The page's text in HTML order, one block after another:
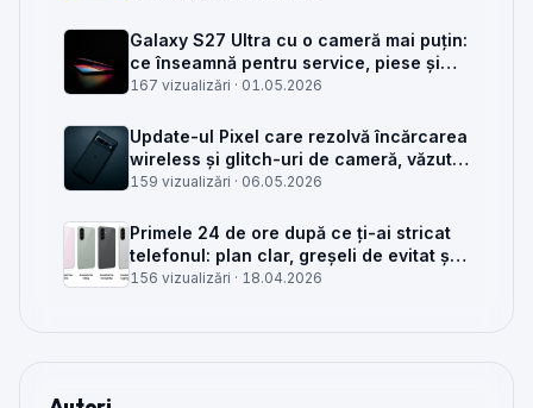
Galaxy S27 Ultra cu o cameră mai puțin:
ce înseamnă pentru service, piese și
client
167 vizualizări · 01.05.2026
Update-ul Pixel care rezolvă încărcarea
wireless și glitch-uri de cameră, văzut
din service
159 vizualizări · 06.05.2026
Primele 24 de ore după ce ți-ai stricat
telefonul: plan clar, greșeli de evitat și
când mai merită reparat
156 vizualizări · 18.04.2026